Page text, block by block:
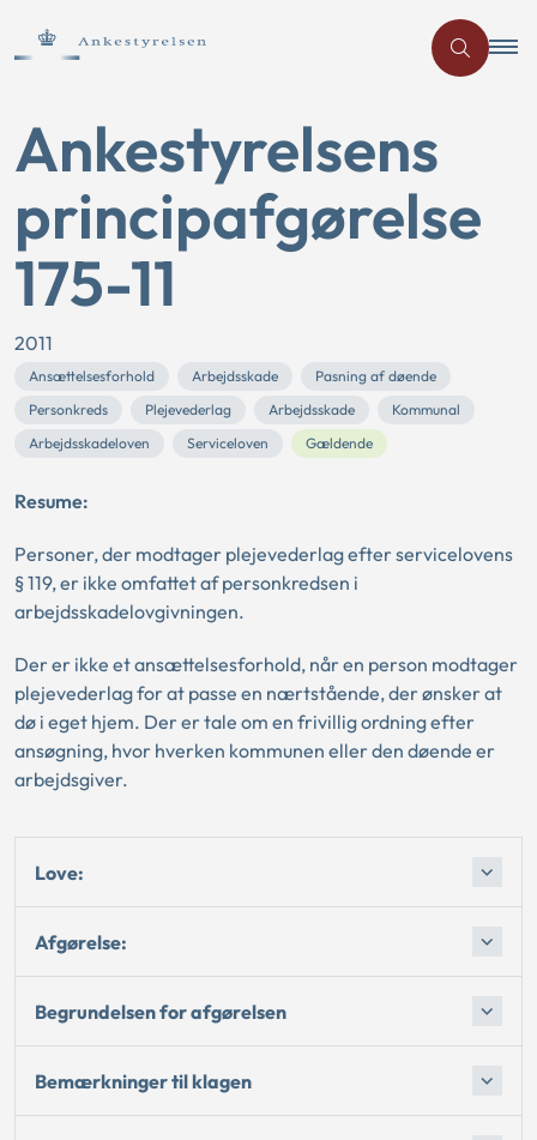
Ankestyrelsens
principafgørelse
175-11
2011
Ansættelsesforhold Arbejdsskade
Pasning af døende
Personkreds
Plejevederlag Arbejdsskade
Kommunal
Arbejdsskadeloven
Serviceloven Gældende
Resume:
Personer, der modtager plejevederlag efter servicelovens
§ 119, er ikke omfattet af personkredsen i
arbejdsskadelovgivningen.
Der er ikke et ansættelsesforhold, når en person modtager
plejevederlag for at passe en nærtstående, der ønsker at
dø i eget hjem. Der er tale om en frivillig ordning efter
ansøgning, hvor hverken kommunen eller den døende er
arbejdsgiver.
Love:
Afgørelse:
Begrundelsen for afgørelsen
Bemærkninger til klagen